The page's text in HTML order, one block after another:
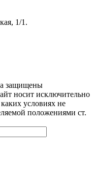
1/1.
защищены
носит исключительно
условиях не
положениями ст.